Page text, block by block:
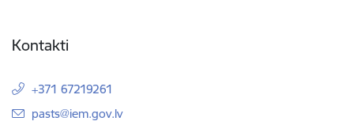
Kontakti
+371 67219261
E-pasts:
pasts@iem.gov.lv